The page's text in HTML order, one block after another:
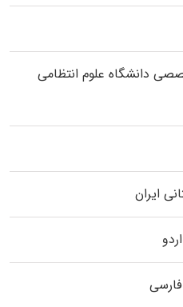
داﻧﺸﮕﺎه ﻋﻠﻮم انتظامی
ایران